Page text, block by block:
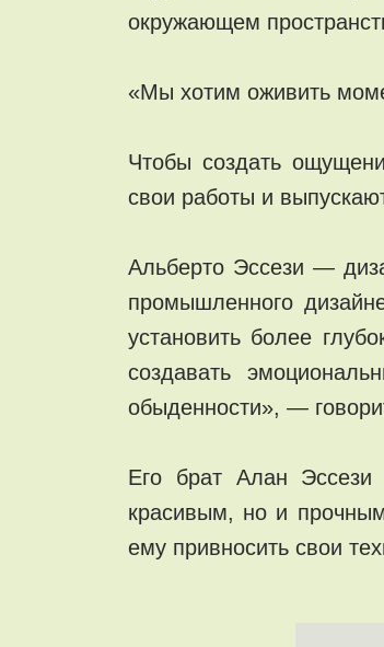
окружающем
«Мы хотим оживить
Чтобы создать
свои работы и
Альберто Эссези —
промышленного
установить более
создавать
обыденности», —
Его брат Алан
красивым, но и
ему привносить свои